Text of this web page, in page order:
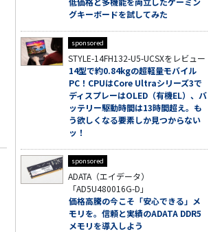
グキーボードを試してみた
sponsored
STYLE-14FH132-U5-UCSXをレビュー
14型で約0.84kgの超軽量モバイル
PC！CPUはCore Ultraシリーズ3で
ディスプレーはOLED（有機EL）、バ
ッテリー駆動時間は13時間超え。も
う欲しくなる要素しか見つからない
ッ！
sponsored
ADATA（エイデータ）
「AD5U480016G-D」
価格高騰の今こそ「安心できる」メ
モリを。信頼と実績のADATA DDR5
メモリを導入しよう